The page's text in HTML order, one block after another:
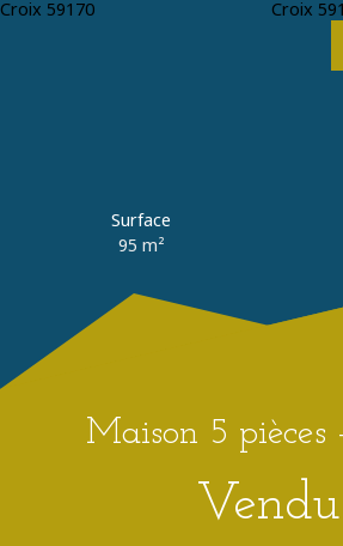
+33 3 20
Surface
95 m²
Maison 5 pièces
Vendu